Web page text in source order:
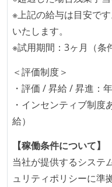
1つのプロダクトを
ームアラインド、プ
発・運用している
バックアップ容量（
労働環境の自由度
週3日リモート勤務
業務時間中に中抜け
2年以内に未就学児
ジニアがいる
※上記の給与は目安で
いたします。
※試用期間：3ヶ月（条
＜評価制度＞
・評価 / 昇給 / 昇進：
・インセンティブ制
給）
【稼働条件について】
当社が提供するシステ
ュリティポリシーに準